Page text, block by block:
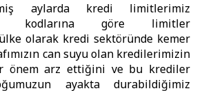
aylarda kredi limitlerimiz
kodlarına göre limitler
olarak kredi sektöründe kemer
can suyu olan kredilerimizin
önem arz ettiğini ve bu krediler
ayakta durabildiğimiz